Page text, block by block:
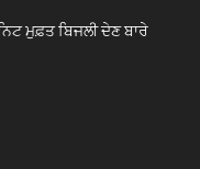
ਮੁਫ਼ਤ ਬਿਜਲੀ ਦੇਣ ਬਾਰੇ